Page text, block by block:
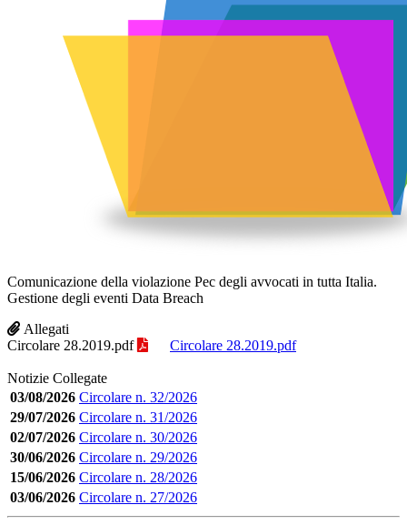
Comunicazione della violazione Pec degli avvocati in tutta Italia.
Gestione degli eventi Data Breach
Allegati
Circolare 28.2019.pdf
Circolare 28.2019.pdf
Notizie Collegate
03/08/2026 Circolare n. 32/2026
29/07/2026 Circolare n. 31/2026
02/07/2026 Circolare n. 30/2026
30/06/2026 Circolare n. 29/2026
15/06/2026 Circolare n. 28/2026
03/06/2026 Circolare n. 27/2026